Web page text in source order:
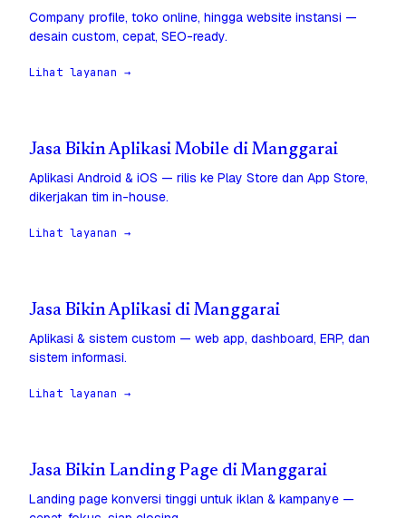
Company profile, toko online, hingga website instansi —
desain custom, cepat, SEO-ready.
Lihat layanan →
Jasa Bikin Aplikasi Mobile di Manggarai
Aplikasi Android & iOS — rilis ke Play Store dan App Store,
dikerjakan tim in-house.
Lihat layanan →
Jasa Bikin Aplikasi di Manggarai
Aplikasi & sistem custom — web app, dashboard, ERP, dan
sistem informasi.
Lihat layanan →
Jasa Bikin Landing Page di Manggarai
Landing page konversi tinggi untuk iklan & kampanye —